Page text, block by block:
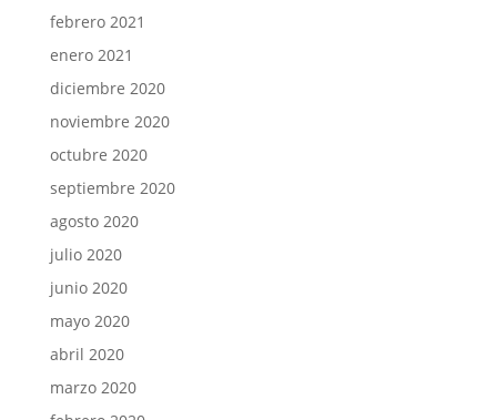
febrero 2021
enero 2021
diciembre 2020
noviembre 2020
octubre 2020
septiembre 2020
agosto 2020
julio 2020
junio 2020
mayo 2020
abril 2020
marzo 2020